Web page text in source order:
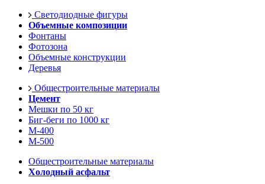
Светодиодные фигуры
Объемные композиции
Фонтаны
Фотозона
Объемные конструкции
Деревья
Общестроительные материалы
Цемент
Мешки по 50 кг
Биг-беги по 1000 кг
М-400
М-500
Общестроительные материалы
Холодный асфальт